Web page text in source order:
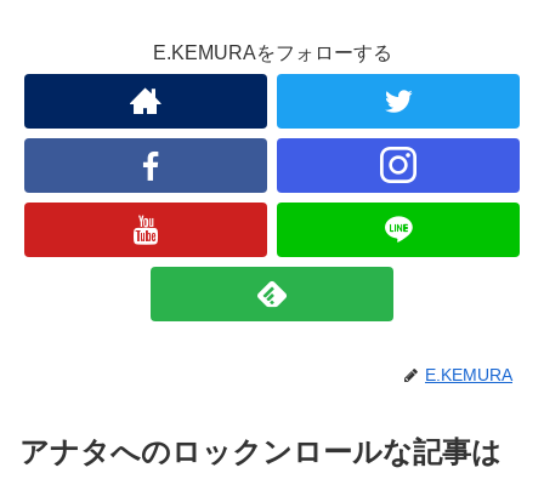
E.KEMURAをフォローする
E.KEMURA
アナタへのロックンロールな記事は